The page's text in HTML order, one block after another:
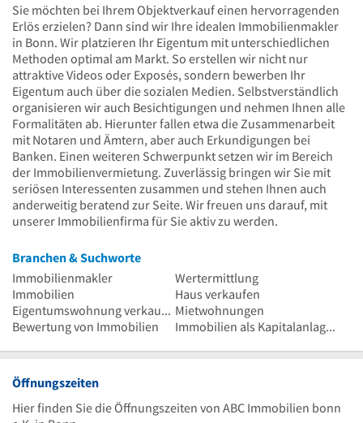
Sie möchten bei Ihrem Objektverkauf einen hervorragenden
Erlös erzielen? Dann sind wir Ihre idealen Immobilienmakler
in Bonn. Wir platzieren Ihr Eigentum mit unterschiedlichen
Methoden optimal am Markt. So erstellen wir nicht nur
attraktive Videos oder Exposés, sondern bewerben Ihr
Eigentum auch über die sozialen Medien. Selbstverständlich
organisieren wir auch Besichtigungen und nehmen Ihnen alle
Formalitäten ab. Hierunter fallen etwa die Zusammenarbeit
mit Notaren und Ämtern, aber auch Erkundigungen bei
Banken. Einen weiteren Schwerpunkt setzen wir im Bereich
der Immobilienvermietung. Zuverlässig bringen wir Sie mit
seriösen Interessenten zusammen und stehen Ihnen auch
anderweitig beratend zur Seite. Wir freuen uns darauf, mit
unserer Immobilienfirma für Sie aktiv zu werden.
Branchen & Suchworte
Immobilienmakler
Wertermittlung
Immobilien
Haus verkaufen
Eigentumswohnung verkaufen Mietwohnungen
Bewertung von Immobilien
Immobilien als Kapitalanlagen
Öffnungszeiten
Hier finden Sie die Öffnungszeiten von ABC Immobilien bonn